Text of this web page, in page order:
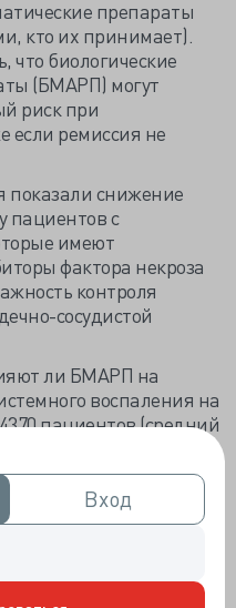
Вход
Вход
препараты
кто их принимает).
что биологические
(БМАРП) могут
риск при
если ремиссия не
показали снижение
пациентов с
имеют
фактора некроза
контроля
сосудистой
ли БМАРП на
воспаления на
пациентов (средний
артритом без
в 10 странах.
артрита оценивали
(СРБ) и 28-балльной
суставов (DAS28-